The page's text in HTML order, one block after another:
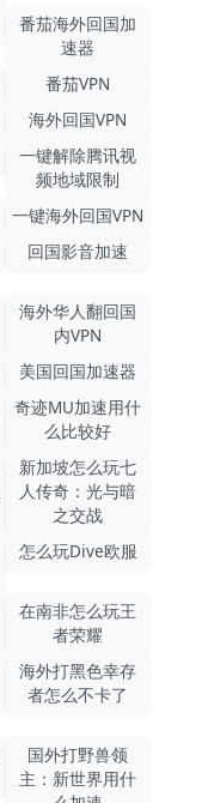
番茄海外回国加
速器
番茄VPN
海外回国VPN
一键解除腾讯视
频地域限制
一键海外回国VPN
回国影音加速
海外华人翻回国
内VPN
美国回国加速器
奇迹MU加速用什
么比较好
新加坡怎么玩七
人传奇：光与暗
之交战
怎么玩Dive欧服
在南非怎么玩王
者荣耀
海外打黑色幸存
者怎么不卡了
国外打野兽领
主：新世界用什